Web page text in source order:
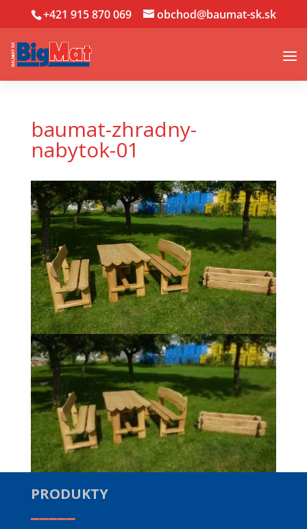
+421 915 870 069 obchod@baumat-sk.sk
baumat-zhradny-
nabytok-01
PRODUKTY